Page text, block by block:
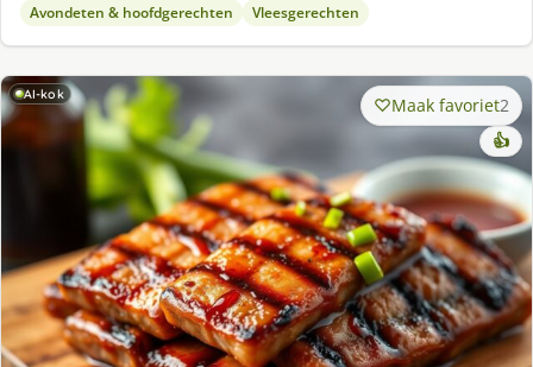
Avondeten & hoofdgerechten Vleesgerechten
AI-kok Maak favoriet2
👍